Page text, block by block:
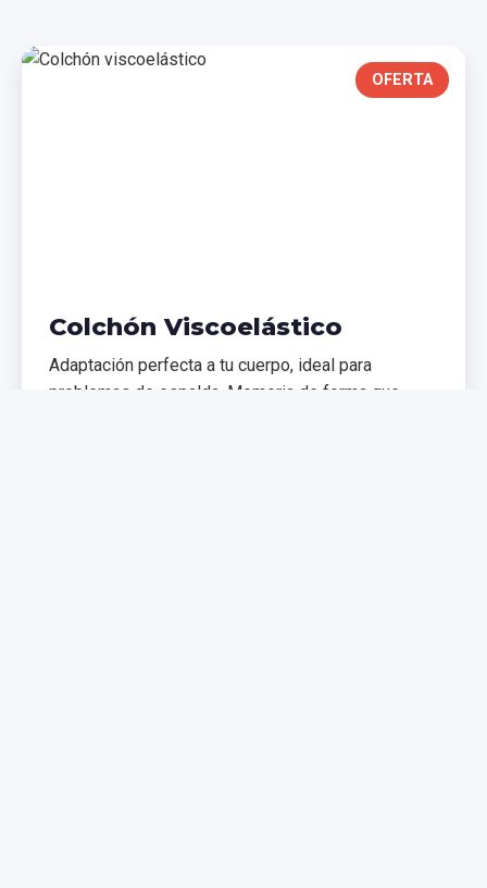
OFERTA
Colchón Viscoelástico
Adaptación perfecta a tu cuerpo, ideal para
problemas de espalda. Memoria de forma que